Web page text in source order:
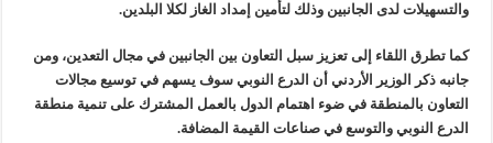
والتسهيلات لدى الجانبين وذلك لتأمين إمداد الغاز لكلا البلدين.
كما تطرق اللقاء إلى تعزيز سبل التعاون بين الجانبين في مجال التعدين، ومن
جانبه ذكر الوزير الأردني أن الدرع النوبي سوف يسهم في توسيع مجالات
التعاون بالمنطقة في ضوء اهتمام الدول بالعمل المشترك على تنمية منطقة
الدرع النوبي والتوسع في صناعات القيمة المضافة.